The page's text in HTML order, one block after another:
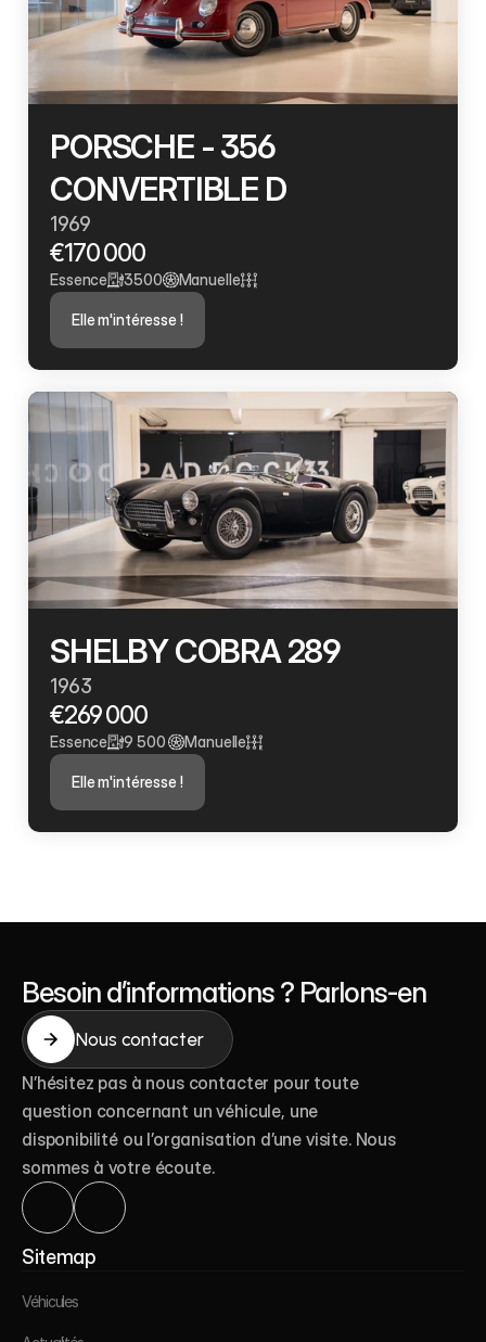
PORSCHE - 356
CONVERTIBLE D
1969
€170 000
Essence 3500 Manuelle
Elle m'intéresse !
SHELBY COBRA 289
1963
€269 000
Essence 9 500 Manuelle
Elle m'intéresse !
Besoin d’informations ? Parlons-en
Nous contacter
N’hésitez pas à nous contacter pour toute
question concernant un véhicule, une
disponibilité ou l’organisation d’une visite. Nous
sommes à votre écoute.
Sitemap
Véhicules
Véhicules